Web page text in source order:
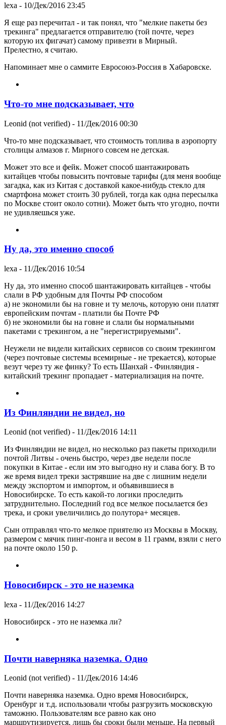
lexa - 10/Дек/2016 23:45
Я еще раз перечитал - и так понял, что "мелкие пакеты без
трекинга" предлагается отправителю (той почте, через
которую их фигачат) самому привезти в Мирный.
Прелестно, я считаю.
Напоминает мне о саммите Евросоюз-Россия в Хабаровске.
Что-то мне подсказывает, что
Leonid (not verified) - 11/Дек/2016 00:30
Что-то мне подсказывает, что стоимость топлива в аэропорту
столицы алмазов г. Мирного совсем не детская.
Может это все и фейк. Может способ шантажировать
китайцев чтобы повысить почтовые тарифы (для меня вообще
загадка, как из Китая с доставкой какое-нибудь стекло для
смартфона может стоить 30 рублей, тогда как одна пересылка
по Москве стоит около сотни). Может быть что угодно, почти
не удивляешься уже.
Ну да, это именно способ
lexa - 11/Дек/2016 10:54
Ну да, это именно способ шантажировать китайцев - чтобы
слали в РФ удобным для Почты РФ способом
а) не экономили бы на говне и ту мелочь, которую они платят
европейским почтам - платили бы Почте РФ
б) не экономили бы на говне и слали бы нормальными
пакетами с трекингом, а не "нерегистрируемыми".
Неужели не видели китайских сервисов со своим трекингом
(через почтовые системы всемирные - не трекается), которые
везут через ту же финку? То есть Шанхай - Финляндия -
китайский трекинг пропадает - материализация на почте.
Из Финляндии не видел, но
Leonid (not verified) - 11/Дек/2016 14:11
Из Финляндии не видел, но несколько раз пакеты приходили
почтой Литвы - очень быстро, через две недели после
покупки в Китае - если им это выгодно ну и слава богу. В то
же время видел треки застрявшие на две с лишним недели
между экспортом и импортом, и объявившиеся в
Новосибирске. То есть какой-то логики проследить
затруднительно. Последний год все мелкое посылается без
трека, и сроки увеличились до полутора+ месяцев.
Сын отправлял что-то мелкое приятелю из Москвы в Москву,
размером с мячик пинг-понга и весом в 11 грамм, взяли с него
на почте около 150 р.
Новосибирск - это не наземка
lexa - 11/Дек/2016 14:27
Новосибирск - это не наземка ли?
Почти наверняка наземка. Одно
Leonid (not verified) - 11/Дек/2016 14:46
Почти наверняка наземка. Одно время Новосибирск,
Оренбург и т.д. использовали чтобы разгрузить московскую
таможню. Пользователям все равно как оно
маршрутизируется, лишь бы сроки были меньше. На первый